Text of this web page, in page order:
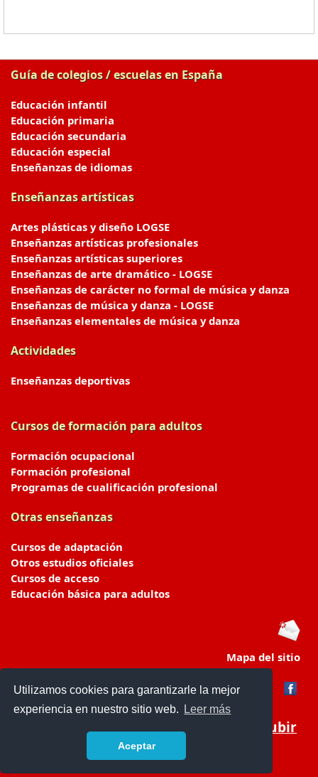
Utilizamos cookies para garantizarle la mejor
experiencia en nuestro sitio web.
Leer más
Aceptar
Guía de colegios / escuelas en España
Educación infantil
Educación primaria
Educación secundaria
Educación especial
Enseñanzas de idiomas
Enseñanzas artísticas
Artes plásticas y diseño LOGSE
Enseñanzas artísticas profesionales
Enseñanzas artísticas superiores
Enseñanzas de arte dramático - LOGSE
Enseñanzas de carácter no formal de música y danza
Enseñanzas de música y danza - LOGSE
Enseñanzas elementales de música y danza
Actividades
Enseñanzas deportivas
Cursos de formación para adultos
Formación ocupacional
Formación profesional
Programas de cualificación profesional
Otras enseñanzas
Cursos de adaptación
Otros estudios oficiales
Cursos de acceso
Educación básica para adultos
Mapa del sitio
Subir